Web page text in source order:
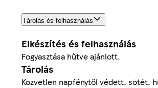
Tárolás és felhasználás
Elkészítés és felhasználás
Fogyasztása hűtve ajánlott.
Tárolás
Közvetlen napfénytől védett, sötét,